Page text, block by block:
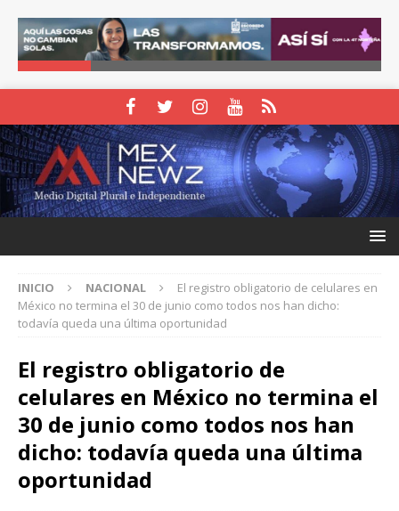
INICIO NACIONAL
El registro obligatorio de celulares en
México no termina el 30 de junio como todos nos han dicho:
todavía queda una última oportunidad
El registro obligatorio de
celulares en México no termina el
30 de junio como todos nos han
dicho: todavía queda una última
oportunidad